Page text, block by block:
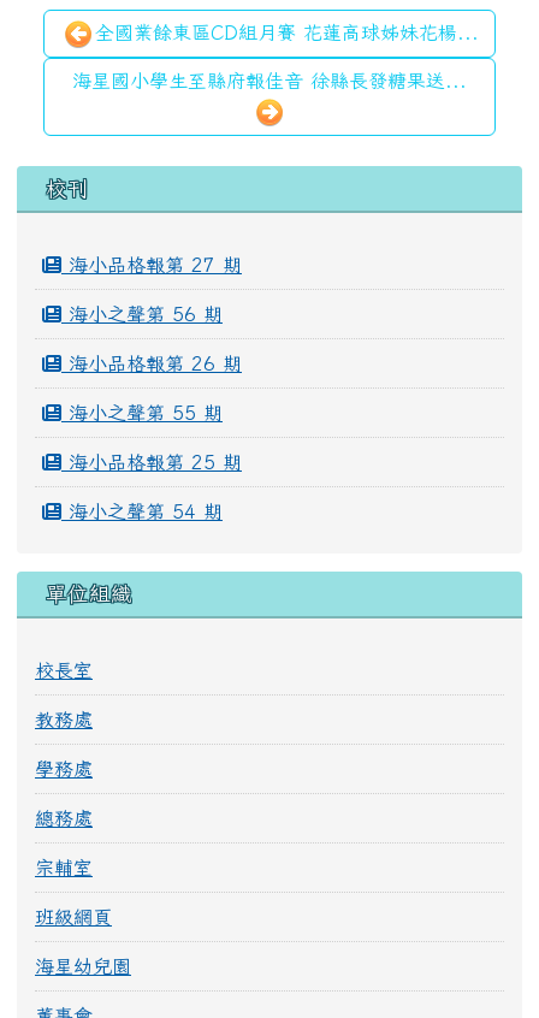
全國業餘東區CD組月賽 花蓮高球姊妹花楊...
海星國小學生至縣府報佳音 徐縣長發糖果送...
左邊區域內容
校刊
海小品格報第 27 期
海小之聲第 56 期
海小品格報第 26 期
海小之聲第 55 期
海小品格報第 25 期
海小之聲第 54 期
單位組織
校長室
教務處
學務處
總務處
宗輔室
班級網頁
海星幼兒園